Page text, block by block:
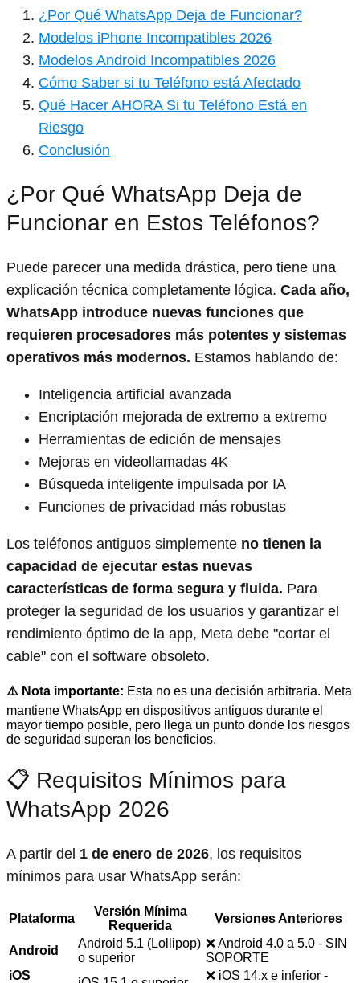
¿Por Qué WhatsApp Deja de Funcionar?
Modelos iPhone Incompatibles 2026
Modelos Android Incompatibles 2026
Cómo Saber si tu Teléfono está Afectado
Qué Hacer AHORA Si tu Teléfono Está en
Riesgo
Conclusión
¿Por Qué WhatsApp Deja de
Funcionar en Estos Teléfonos?
Puede parecer una medida drástica, pero tiene una
explicación técnica completamente lógica. Cada año,
WhatsApp introduce nuevas funciones que
requieren procesadores más potentes y sistemas
operativos más modernos. Estamos hablando de:
Inteligencia artificial avanzada
Encriptación mejorada de extremo a extremo
Herramientas de edición de mensajes
Mejoras en videollamadas 4K
Búsqueda inteligente impulsada por IA
Funciones de privacidad más robustas
Los teléfonos antiguos simplemente no tienen la
capacidad de ejecutar estas nuevas
características de forma segura y fluida. Para
proteger la seguridad de los usuarios y garantizar el
rendimiento óptimo de la app, Meta debe "cortar el
cable" con el software obsoleto.
⚠️ Nota importante: Esta no es una decisión arbitraria. Meta
mantiene WhatsApp en dispositivos antiguos durante el
mayor tiempo posible, pero llega un punto donde los riesgos
de seguridad superan los beneficios.
📋 Requisitos Mínimos para
WhatsApp 2026
A partir del 1 de enero de 2026, los requisitos
mínimos para usar WhatsApp serán:
Plataforma
Versión Mínima
Requerida
Versiones Anteriores
Android
Android 5.1 (Lollipop)
o superior
❌ Android 4.0 a 5.0 - SIN
SOPORTE
iOS
❌ iOS 14.x e inferior -